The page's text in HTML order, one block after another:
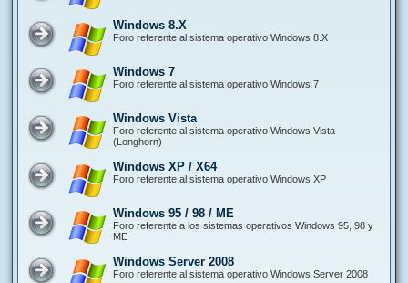
Windows 8.X
Foro referente al sistema operativo Windows 8.X
Windows 7
Foro referente al sistema operativo Windows 7
Windows Vista
Foro referente al sistema operativo Windows Vista
(Longhorn)
Windows XP / X64
Foro referente al sistema operativo Windows XP
Windows 95 / 98 / ME
Foro referente a los sistemas operativos Windows 95, 98 y
ME
Windows Server 2008
Foro referente al sistema operativo Windows Server 2008